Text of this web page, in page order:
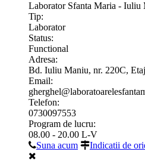
Laborator Sfanta Maria - Iuliu
Tip:
Laborator
Status:
Functional
Adresa:
Bd. Iuliu Maniu, nr. 220C,
Email:
Telefon:
0730097553
Program de lucru:
08.00 - 20.00 L-V
Suna acum
Indicatii de